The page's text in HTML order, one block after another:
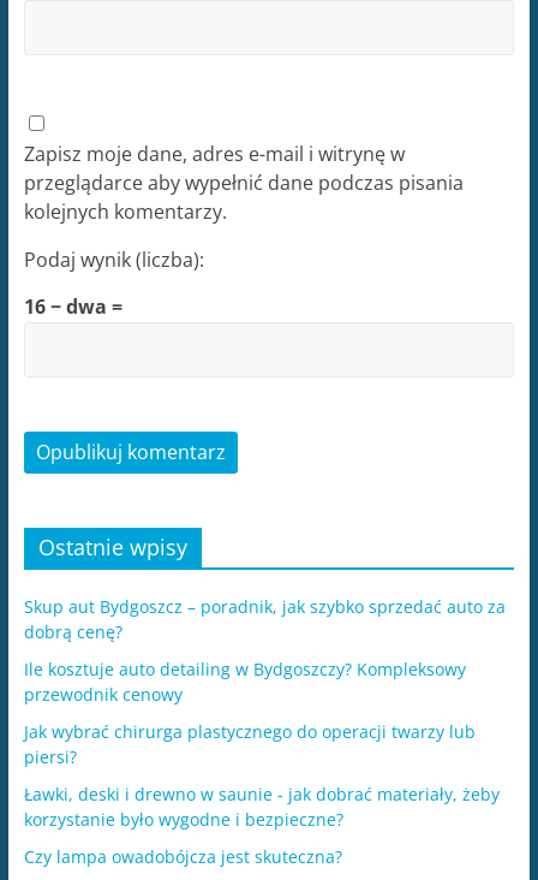
Zapisz moje dane, adres e-mail i witrynę w
przeglądarce aby wypełnić dane podczas pisania
kolejnych komentarzy.
Podaj wynik (liczba):
16 − dwa =
Ostatnie wpisy
Skup aut Bydgoszcz – poradnik, jak szybko sprzedać auto za
dobrą cenę?
Ile kosztuje auto detailing w Bydgoszczy? Kompleksowy
przewodnik cenowy
Jak wybrać chirurga plastycznego do operacji twarzy lub
piersi?
Ławki, deski i drewno w saunie - jak dobrać materiały, żeby
korzystanie było wygodne i bezpieczne?
Czy lampa owadobójcza jest skuteczna?